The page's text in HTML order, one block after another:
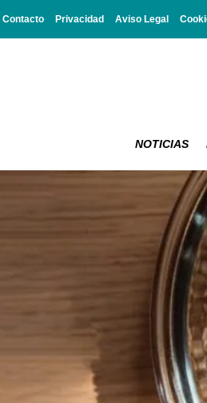
Contacto Privacidad Aviso Legal
NOTICIAS